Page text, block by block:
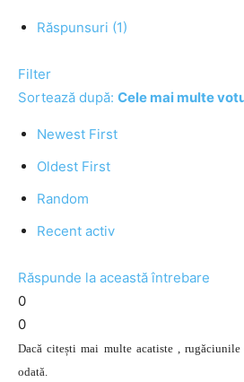
Răspunsuri (1)
Filter
Sortează după: Cele mai multe
Newest First
Oldest First
Random
Recent activ
Răspunde la această întrebare
0
0
Dacă citești mai multe acatiste , rugăciunile
odată.